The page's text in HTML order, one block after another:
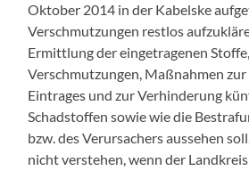
Oktober 2014 in der Kabelske
Verschmutzungen restlos
Ermittlung der eingetragenen
Verschmutzungen, Maßnahmen
Eintrages und zur Verhinderung
Schadstoffen sowie wie die
bzw. des Verursachers aussehen
nicht verstehen, wenn der